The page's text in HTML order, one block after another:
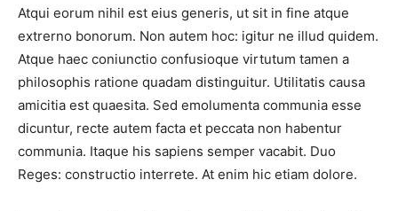
Atqui eorum nihil est eius generis, ut sit in fine atque
extrerno bonorum. Non autem hoc: igitur ne illud quidem.
Atque haec coniunctio confusioque virtutum tamen a
philosophis ratione quadam distinguitur. Utilitatis causa
amicitia est quaesita. Sed emolumenta communia esse
dicuntur, recte autem facta et peccata non habentur
communia. Itaque his sapiens semper vacabit. Duo
Reges: constructio interrete. At enim hic etiam dolore.